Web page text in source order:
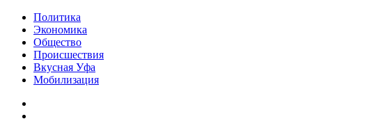
Политика
Экономика
Общество
Происшествия
Вкусная Уфа
Мобилизация